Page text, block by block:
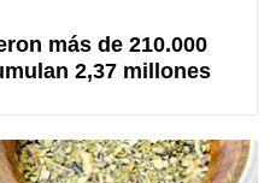
más de 210.000
2,37 millones